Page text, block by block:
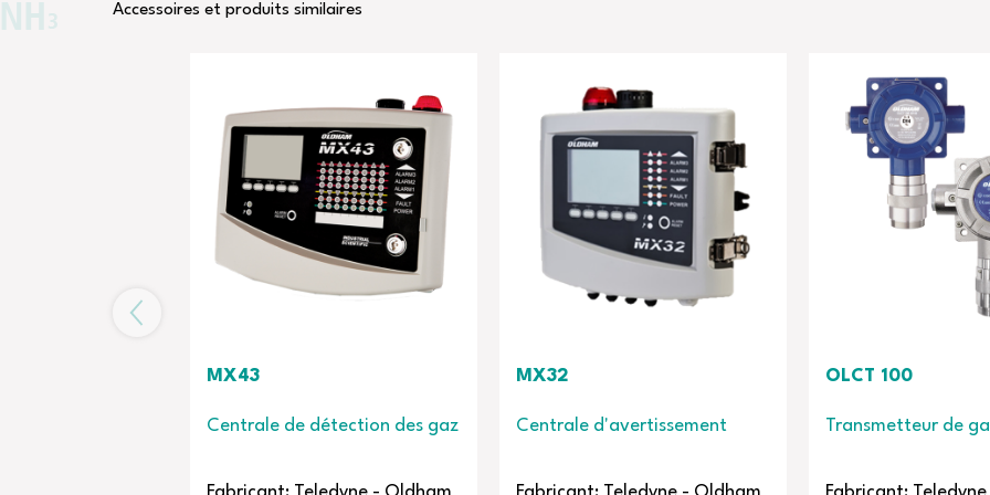
Accessoires et produits similaires
Centrale de détection des gaz Centrale d'avertissement Transmetteur de gaz